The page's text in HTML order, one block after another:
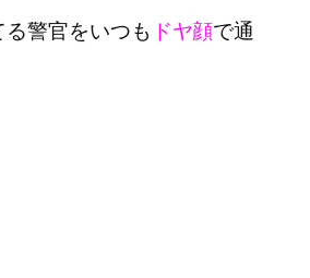
警官をいつも ドヤ顔で通